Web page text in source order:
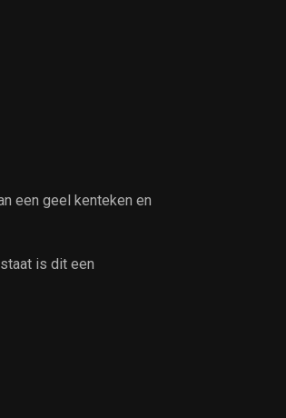
een geel kenteken en
is dit een